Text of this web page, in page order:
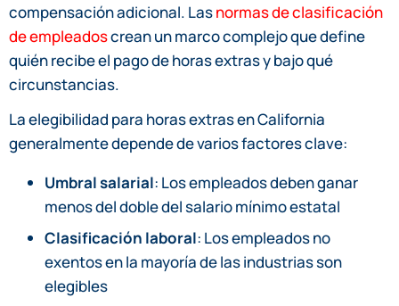
compensación adicional. Lasnormas de clasificación
de empleadoscrean un marco complejo que define
quién recibe el pago de horas extras y bajo qué
circunstancias.
La elegibilidad para horas extras en California
generalmente depende de varios factores clave:
Umbral salarial: Los empleados deben ganar
menos del doble del salario mínimo estatal
Clasificación laboral: Los empleados no
exentos en la mayoría de las industrias son
elegibles